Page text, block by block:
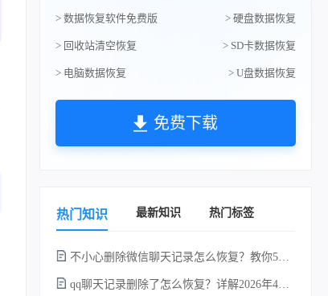
> 数据恢复软件免费版 > 硬盘数据恢复
> 回收站清空恢复 > SD卡数据恢复
> 电脑数据恢复 > U盘数据恢复
免费下载
热门知识 最新知识 热门标签
不小心删除微信聊天记录怎么恢复？教你5种简单找回的方法！
qq聊天记录删除了怎么恢复？详解2026年4种常用有效的方法（支持.db数据库提取）